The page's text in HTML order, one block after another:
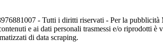
- Tutti i diritti riservati - Per la
e ai dati personali trasmessi e/o riprodotti
di data scraping.